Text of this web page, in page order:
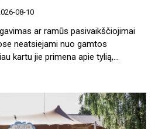
08-10
ar ramūs pasivaikščiojimai
neatsiejami nuo gamtos
kartu jie primena apie tylią,…